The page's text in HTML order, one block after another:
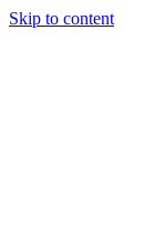
Skip to content